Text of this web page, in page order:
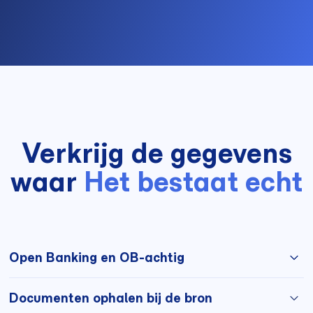
Verkrijg de gegevens
waar Het bestaat echt
Open Banking en OB-achtig
die door de gebruiker worden verzonden.
Documenten ophalen bij de bron